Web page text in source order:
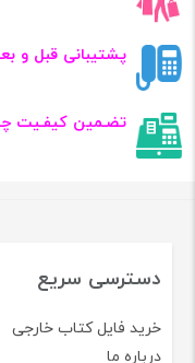
پشتیبانی قبل و
تضـمین کیفـیت
دسترسی سریع
خرید فایل کتاب خارجی
درباره ما